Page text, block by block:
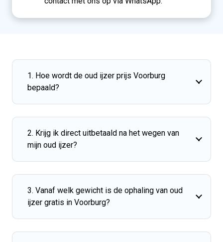
1. Hoe wordt de oud ijzer prijs Voorburg
bepaald?
2. Krijg ik direct uitbetaald na het wegen van
mijn oud ijzer?
3. Vanaf welk gewicht is de ophaling van oud
ijzer gratis in Voorburg?